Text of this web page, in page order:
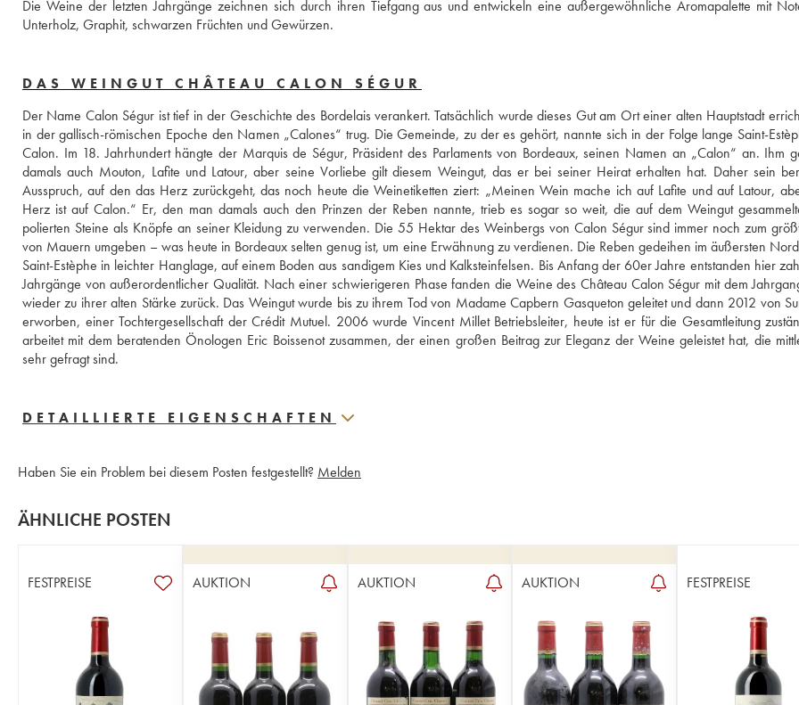
Die Weine der letzten Jahrgänge zeichnen sich durch ihren Tiefgang aus und entwickeln eine außergewöhnliche Aromapalette mit
Unterholz, Graphit, schwarzen Früchten und Gewürzen.
DAS WEINGUT CHÂTEAU CALON SÉGUR
Der Name Calon Ségur ist tief in der Geschichte des Bordelais verankert. Tatsächlich wurde dieses Gut am Ort einer alten Hauptstadt
in der gallisch-römischen Epoche den Namen „Calones“ trug. Die Gemeinde, zu der es gehört, nannte sich in der Folge lange Saint-
Calon. Im 18. Jahrhundert hängte der Marquis de Ségur, Präsident des Parlaments von Bordeaux, seinen Namen an „Calon“ an. Ihm
damals auch Mouton, Lafite und Latour, aber seine Vorliebe gilt diesem Weingut, das er bei seiner Heirat erhalten hat. Daher sein
Ausspruch, auf den das Herz zurückgeht, das noch heute die Weinetiketten ziert: „Meinen Wein mache ich auf Lafite und auf Latour,
Herz ist auf Calon.“ Er, den man damals auch den Prinzen der Reben nannte, trieb es sogar so weit, die auf dem Weingut
polierten Steine als Knöpfe an seiner Kleidung zu verwenden. Die 55 Hektar des Weinbergs von Calon Ségur sind immer noch zum
von Mauern umgeben – was heute in Bordeaux selten genug ist, um eine Erwähnung zu verdienen. Die Reben gedeihen im äußersten
Saint-Estèphe in leichter Hanglage, auf einem Boden aus sandigem Kies und Kalksteinfelsen. Bis Anfang der 60er Jahre entstanden hier
Jahrgänge von außerordentlicher Qualität. Nach einer schwierigeren Phase fanden die Weine des Château Calon Ségur mit dem
wieder zu ihrer alten Stärke zurück. Das Weingut wurde bis zu ihrem Tod von Madame Capbern Gasqueton geleitet und dann 2012 von
erworben, einer Tochtergesellschaft der Crédit Mutuel. 2006 wurde Vincent Millet Betriebsleiter, heute ist er für die Gesamtleitung
arbeitet mit dem beratenden Önologen Eric Boissenot zusammen, der einen großen Beitrag zur Eleganz der Weine geleistet hat, die
sehr gefragt sind.
DETAILLIERTE EIGENSCHAFTEN
Haben Sie ein Problem bei diesem Posten festgestellt? Melden
ÄHNLICHE POSTEN
FESTPREISE AUKTION AUKTION AUKTION FESTPREISE